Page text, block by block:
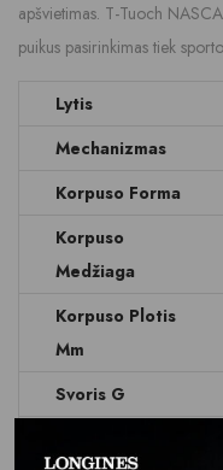
apšvietimas. T-Tuoch
puikus pasirinkimas tiek
Lytis
Mechanizmas
Korpuso Forma
Korpuso
Medžiaga
Korpuso Plotis
Mm
Svoris G